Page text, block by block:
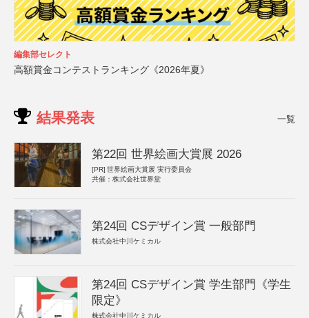
編集部セレクト
高額賞金コンテストランキング《2026年夏》
結果発表 一覧
第22回 世界絵画大賞展 2026
[PR] 世界絵画大賞展 実行委員会
共催：株式会社世界堂
第24回 CSデザイン賞 一般部門
株式会社中川ケミカル
第24回 CSデザイン賞 学生部門《学生
限定》
株式会社中川ケミカル